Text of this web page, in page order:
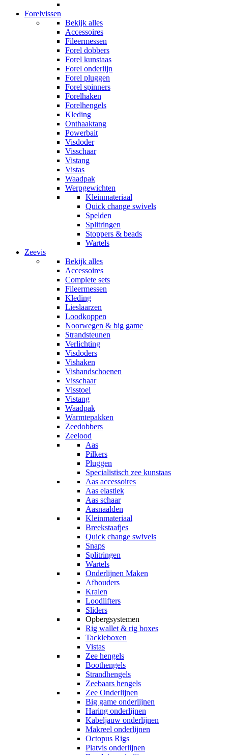
Forelvissen
Bekijk alles
Accessoires
Fileermessen
Forel dobbers
Forel kunstaas
Forel onderlijn
Forel pluggen
Forel spinners
Forelhaken
Forelhengels
Kleding
Onthaaktang
Powerbait
Visdoder
Visschaar
Vistang
Vistas
Waadpak
Werpgewichten
Kleinmateriaal
Quick change swivels
Spelden
Splitringen
Stoppers & beads
Wartels
Zeevis
Bekijk alles
Accessoires
Complete sets
Fileermessen
Kleding
Lieslaarzen
Loodkoppen
Noorwegen & big game
Strandsteunen
Verlichting
Visdoders
Vishaken
Vishandschoenen
Visschaar
Visstoel
Vistang
Waadpak
Warmtepakken
Zeedobbers
Zeelood
Aas
Pilkers
Pluggen
Specialistisch zee kunstaas
Aas accessoires
Aas elastiek
Aas schaar
Aasnaalden
Kleinmateriaal
Breekstaafjes
Quick change swivels
Snaps
Splitringen
Wartels
Onderlijnen Maken
Afhouders
Kralen
Loodlifters
Sliders
Opbergsystemen
Rig wallet & rig boxes
Tackleboxen
Vistas
Zee hengels
Boothengels
Strandhengels
Zeebaars hengels
Zee Onderlijnen
Big game onderlijnen
Haring onderlijnen
Kabeljauw onderlijnen
Makreel onderlijnen
Octopus Rigs
Platvis onderlijnen